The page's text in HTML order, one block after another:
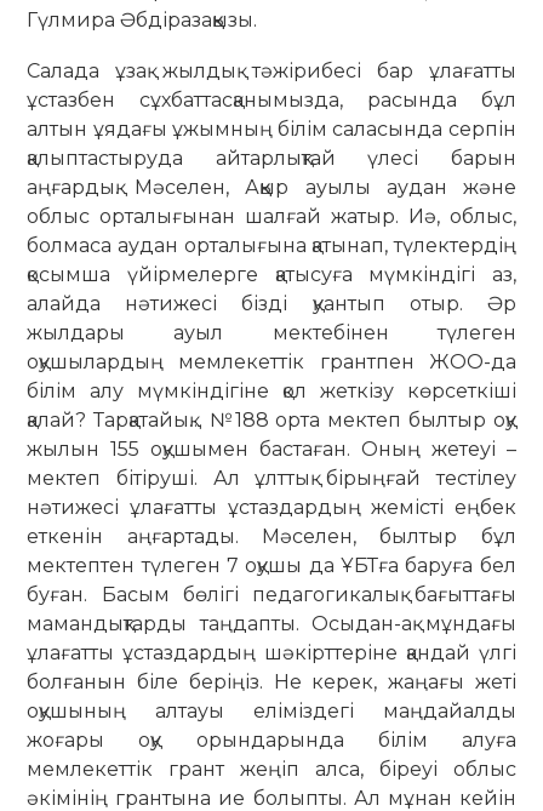
Гүлмира Әбдіразаққызы.
Салада ұзақ жылдық тәжірибесі бар ұлағатты
ұстазбен сұхбаттасқанымызда, расында бұл
алтын ұядағы ұжымның білім саласында серпін
қалыптастыруда айтарлықтай үлесі барын
аңғардық. Мәселен, Аққыр ауылы аудан және
облыс орталығынан шалғай жатыр. Иә, облыс,
болмаса аудан орталығына қатынап, түлектердің
қосымша үйірмелерге қатысуға мүмкіндігі аз,
алайда нәтижесі бізді қуантып отыр. Әр
жылдары ауыл мектебінен түлеген
оқушылардың мемлекеттік грантпен ЖОО-да
білім алу мүмкіндігіне қол жеткізу көрсеткіші
қалай? Тарқатайық… №188 орта мектеп былтыр оқу
жылын 155 оқушымен бастаған. Оның жетеуі –
мектеп бітіруші. Ал ұлттық бірыңғай тестілеу
нәтижесі ұлағатты ұстаздардың жемісті еңбек
еткенін аңғартады. Мәселен, былтыр бұл
мектептен түлеген 7 оқушы да ҰБТға баруға бел
буған. Басым бөлігі педагогикалық бағыттағы
мамандықтарды таңдапты. Осыдан-ақ мұндағы
ұлағатты ұстаздардың шәкірттеріне қандай үлгі
болғанын біле беріңіз. Не керек, жаңағы жеті
оқушының алтауы еліміздегі маңдайалды
жоғары оқу орындарында білім алуға
мемлекеттік грант жеңіп алса, біреуі облыс
әкімінің грантына ие болыпты. Ал мұнан кейін